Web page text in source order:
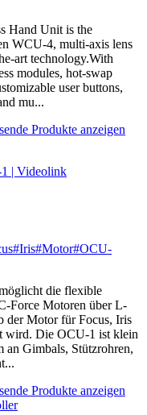
Hand Unit is the
WCU-4, multi-axis lens
art technology.With
modules, hot-swap
user buttons,
mu...
Produkte anzeigen
#Iris#Motor#OCU-
die flexible
Force Motoren über L-
der Motor für Focus, Iris
wird. Die OCU-1 ist klein
an Gimbals, Stützrohren,
Produkte anzeigen